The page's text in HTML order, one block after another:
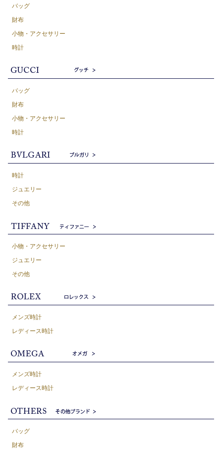
バッグ
財布
小物・アクセサリー
時計
バッグ
財布
小物・アクセサリー
時計
時計
ジュエリー
その他
小物・アクセサリー
ジュエリー
その他
メンズ時計
レディース時計
メンズ時計
レディース時計
バッグ
財布